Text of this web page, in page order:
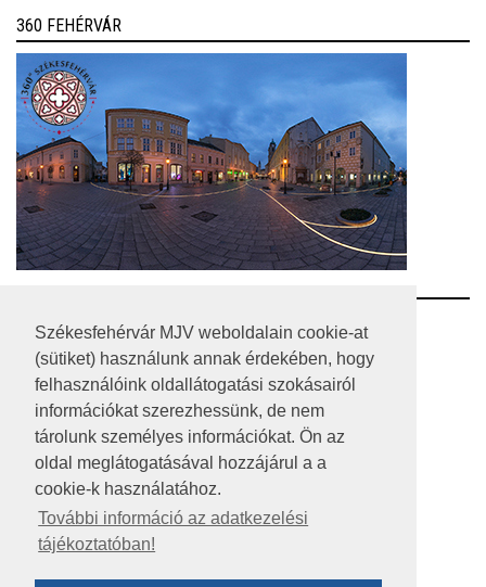
Székesfehérvár MJV weboldalain cookie-at
(sütiket) használunk annak érdekében, hogy
felhasználóink oldallátogatási szokásairól
információkat szerezhessünk, de nem
tárolunk személyes információkat. Ön az
oldal meglátogatásával hozzájárul a a
cookie-k használatához.
További információ az adatkezelési
tájékoztatóban!
360 FEHÉRVÁR
RSS
A HONLAP 2017.03.31-I ÁLLAPOTA
JOGI NYILATKOZAT
IMPRESSZUM
KÖZÉRDEKŰ ADATOK